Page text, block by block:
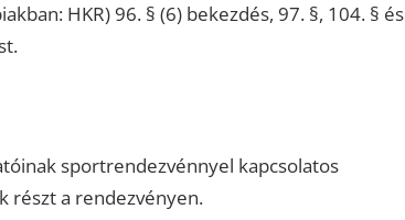
HKR) 96. § (6) bekezdés, 97. §, 104. § és
sportrendezvénnyel kapcsolatos
részt a rendezvényen.